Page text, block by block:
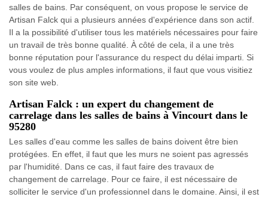
salles de bains. Par conséquent, on vous propose le service de
Artisan Falck qui a plusieurs années d'expérience dans son actif.
Il a la possibilité d'utiliser tous les matériels nécessaires pour faire
un travail de très bonne qualité. À côté de cela, il a une très
bonne réputation pour l'assurance du respect du délai imparti. Si
vous voulez de plus amples informations, il faut que vous visitiez
son site web.
Artisan Falck : un expert du changement de
carrelage dans les salles de bains à Vincourt dans le
95280
Les salles d'eau comme les salles de bains doivent être bien
protégées. En effet, il faut que les murs ne soient pas agressés
par l'humidité. Dans ce cas, il faut faire des travaux de
changement de carrelage. Pour ce faire, il est nécessaire de
solliciter le service d'un professionnel dans le domaine. Ainsi, il est